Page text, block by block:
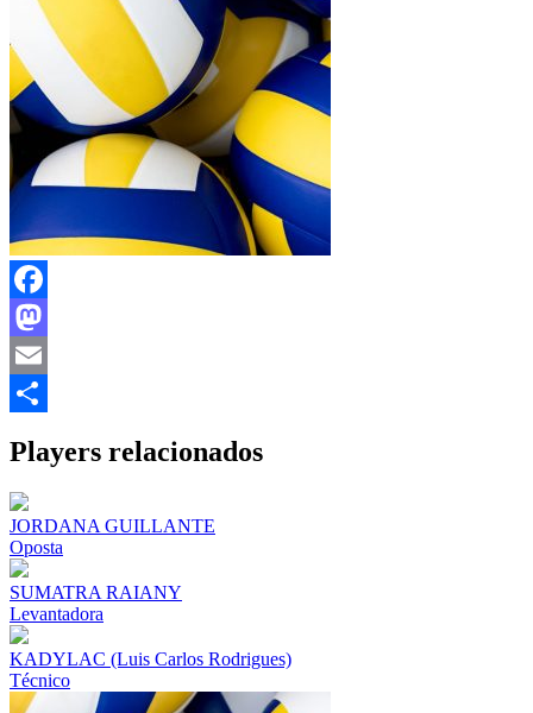
Facebook
Mastodon
Email
Players relacionados
JORDANA GUILLANTE
Oposta
SUMATRA RAIANY
Levantadora
KADYLAC (Luis Carlos Rodrigues)
Técnico